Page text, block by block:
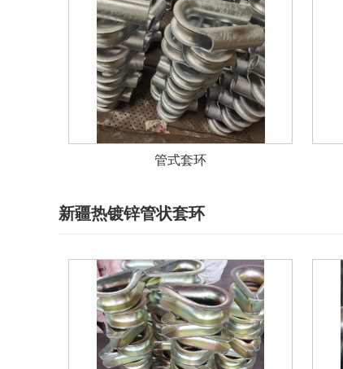
管式套环
新疆热镀锌管状套环